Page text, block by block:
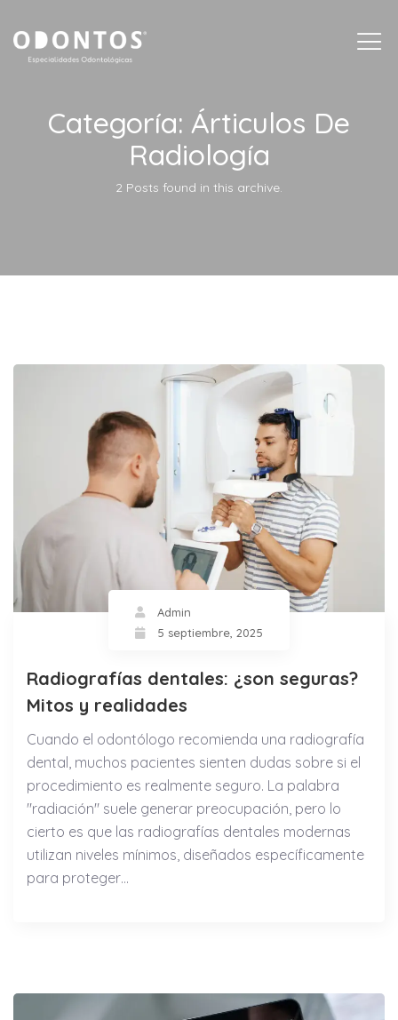
Categoría: Árticulos De
Radiología
2 Posts found in this archive.
Admin
5 septiembre, 2025
Radiografías dentales: ¿son seguras?
Mitos y realidades
Cuando el odontólogo recomienda una radiografía
dental, muchos pacientes sienten dudas sobre si el
procedimiento es realmente seguro. La palabra
"radiación" suele generar preocupación, pero lo
cierto es que las radiografías dentales modernas
utilizan niveles mínimos, diseñados específicamente
para proteger…